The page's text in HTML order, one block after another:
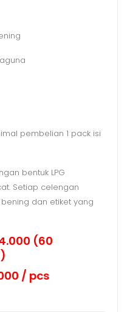
pembelian 1 pack isi
bentuk LPG
Setiap celengan
dan etiket yang
(60
/ pcs